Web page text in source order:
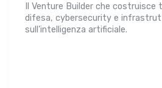
Il Venture Builder che costruisce
difesa, cybersecurity e
sull’intelligenza artificiale.